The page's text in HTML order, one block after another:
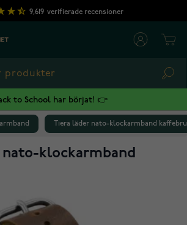
9,619 verifierade recensioner
to School har börjat! 👉
Tiera läder nato-klockarmband
klockarmband